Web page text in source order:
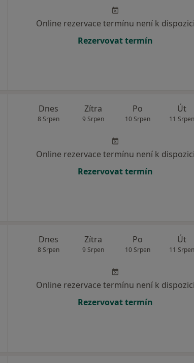
Online rezervace termínu není k dispozici
Rezervovat termín
Dnes
8 Srpen
Zítra
9 Srpen
Po
10 Srpen
Út
11 Srpen
Online rezervace termínu není k dispozici
Rezervovat termín
Dnes
8 Srpen
Zítra
9 Srpen
Po
10 Srpen
Út
11 Srpen
Online rezervace termínu není k dispozici
Rezervovat termín